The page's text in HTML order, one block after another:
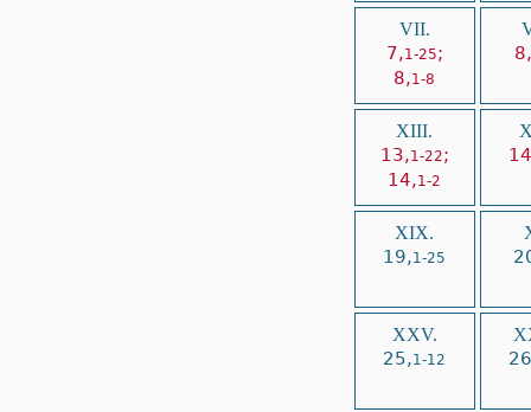
VII.
7,1-25;
8,1-8
8,
XIII.
13,1-22;
14,1-2
XIX.
19,1-25
XXV.
25,1-12